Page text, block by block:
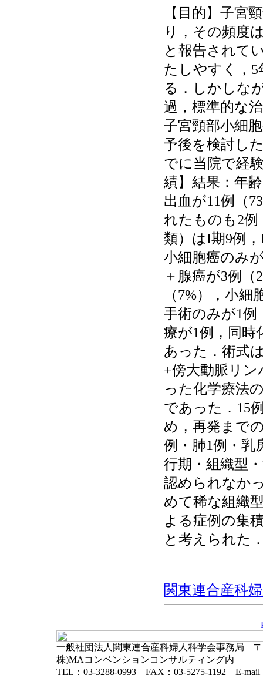
【目的】子宮
り，その頻度
と報告されて
たしやすく，5
る．しかしな
過，標準的な
子宮頸部小細
予後を検討し
でに当院で経
績】結果：年
出血が11例（
れたものも2例
類）はI期9例
小細胞癌のみ
＋腺癌が3例（
（7%），小
手術のみが1例
療が1例，同時
あった．術式
+傍大動脈リン
った化学療法
であった．15
め，再発まで
例・肺1例・乳
行期・組織型
認められなか
めて稀な組織
よる症例の集
と考えられた
関東連合産科
一般社団法人関東連合産科婦人科学会事務局 〒
株)MAコンベンションコンサルティング内
TEL：03-3288-0993 FAX：03-5275-1192 E-mail